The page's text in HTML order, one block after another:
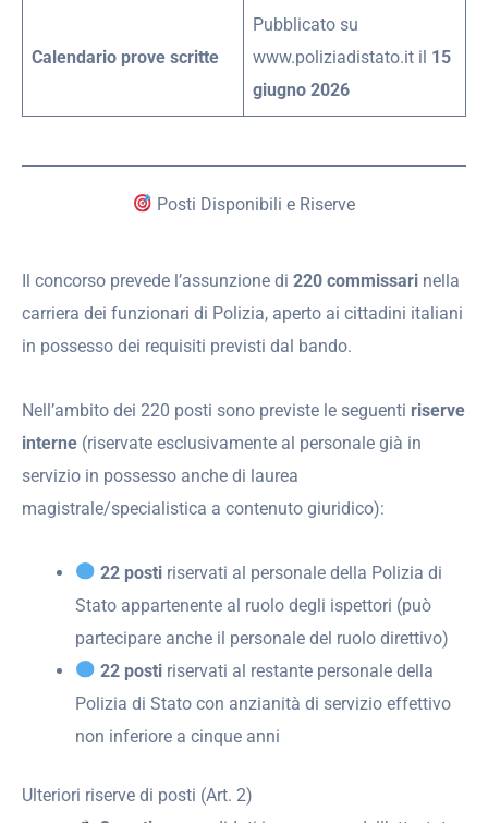
Calendario prove scritte
Pubblicato su
www.poliziadistato.it il 15
giugno 2026
Posti Disponibili e Riserve
Il concorso prevede l’assunzione di 220 commissari nella
carriera dei funzionari di Polizia, aperto ai cittadini italiani
in possesso dei requisiti previsti dal bando.
Nell’ambito dei 220 posti sono previste le seguenti riserve
interne (riservate esclusivamente al personale già in
servizio in possesso anche di laurea
magistrale/specialistica a contenuto giuridico):
22 postiriservati al personale della Polizia di
Stato appartenente al ruolo degli ispettori (può
partecipare anche il personale del ruolo direttivo)
22 postiriservati al restante personale della
Polizia di Stato con anzianità di servizio effettivo
non inferiore a cinque anni
Ulteriori riserve di posti (Art. 2)